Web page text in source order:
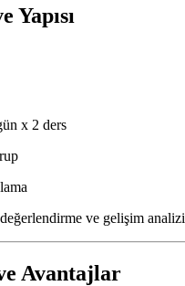
x 2 ders
ve gelişim analizi
Avantajlar